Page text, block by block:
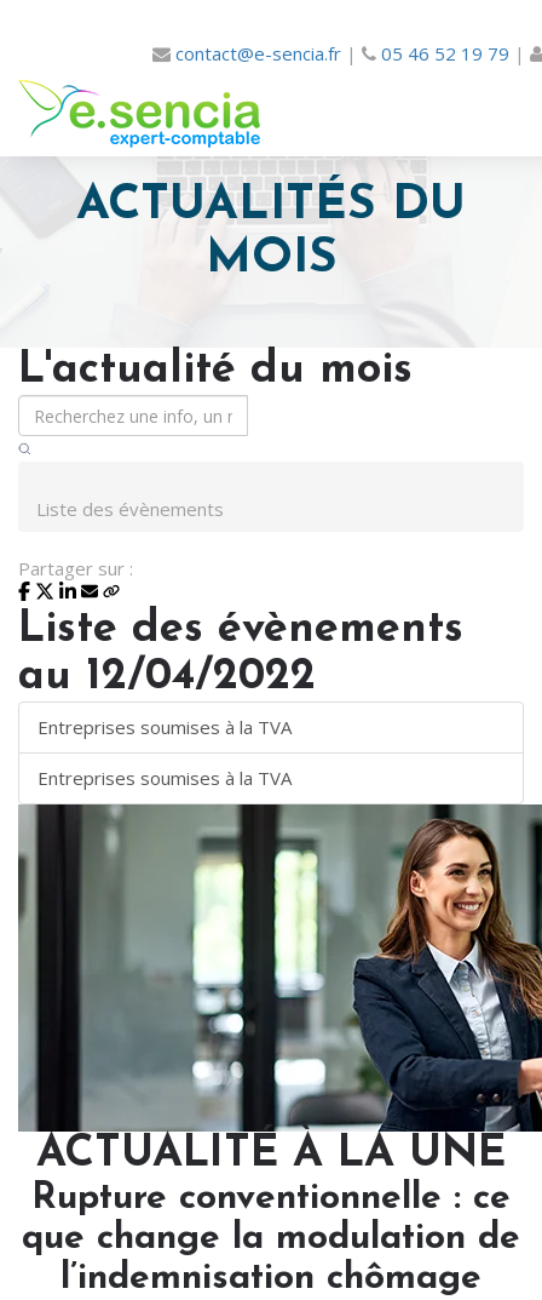
contact@e-sencia.fr | 05 46 52 19 79 |
ACTUALITÉS DU
MOIS
L'actualité du mois
Liste des évènements
Partager sur :
Liste des évènements
au 12/04/2022
Entreprises soumises à la TVA
Entreprises soumises à la TVA
ACTUALITÉ À LA UNE
Rupture conventionnelle : ce
que change la modulation de
l’indemnisation chômage